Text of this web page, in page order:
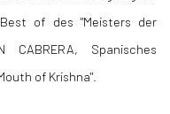
Best of des "Meisters der
CABRERA, Spanisches
of Krishna".